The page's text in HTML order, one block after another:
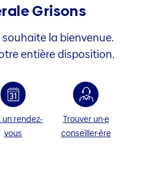
Grisons
la bienvenue.
entière disposition.
un rendez-
vous
Trouver un·e
conseiller·ère